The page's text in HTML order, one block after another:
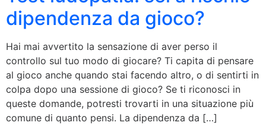
dipendenza da gioco?
Hai mai avvertito la sensazione di aver perso il
controllo sul tuo modo di giocare? Ti capita di pensare
al gioco anche quando stai facendo altro, o di sentirti in
colpa dopo una sessione di gioco? Se ti riconosci in
queste domande, potresti trovarti in una situazione più
comune di quanto pensi. La dipendenza da […]